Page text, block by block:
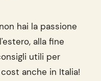
hai la passione
alla fine
utili per
anche in Italia!